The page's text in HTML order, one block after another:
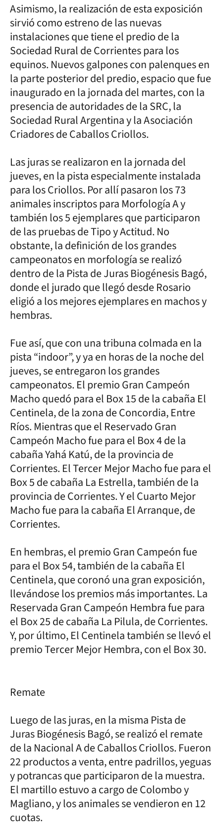
Asimismo, la realización de esta exposición
sirvió como estreno de las nuevas
instalaciones que tiene el predio de la
Sociedad Rural de Corrientes para los
equinos. Nuevos galpones con palenques en
la parte posterior del predio, espacio que fue
inaugurado en la jornada del martes, con la
presencia de autoridades de la SRC, la
Sociedad Rural Argentina y la Asociación
Criadores de Caballos Criollos.
Las juras se realizaron en la jornada del
jueves, en la pista especialmente instalada
para los Criollos. Por allí pasaron los 73
animales inscriptos para Morfología A y
también los 5 ejemplares que participaron
de las pruebas de Tipo y Actitud. No
obstante, la definición de los grandes
campeonatos en morfología se realizó
dentro de la Pista de Juras Biogénesis Bagó,
donde el jurado que llegó desde Rosario
eligió a los mejores ejemplares en machos y
hembras.
Fue así, que con una tribuna colmada en la
pista “indoor”, y ya en horas de la noche del
jueves, se entregaron los grandes
campeonatos. El premio Gran Campeón
Macho quedó para el Box 15 de la cabaña El
Centinela, de la zona de Concordia, Entre
Ríos. Mientras que el Reservado Gran
Campeón Macho fue para el Box 4 de la
cabaña Yahá Katú, de la provincia de
Corrientes. El Tercer Mejor Macho fue para el
Box 5 de cabaña La Estrella, también de la
provincia de Corrientes. Y el Cuarto Mejor
Macho fue para la cabaña El Arranque, de
Corrientes.
En hembras, el premio Gran Campeón fue
para el Box 54, también de la cabaña El
Centinela, que coronó una gran exposición,
llevándose los premios más importantes. La
Reservada Gran Campeón Hembra fue para
el Box 25 de cabaña La Pilula, de Corrientes.
Y, por último, El Centinela también se llevó el
premio Tercer Mejor Hembra, con el Box 30.
Remate
Luego de las juras, en la misma Pista de
Juras Biogénesis Bagó, se realizó el remate
de la Nacional A de Caballos Criollos. Fueron
22 productos a venta, entre padrillos, yeguas
y potrancas que participaron de la muestra.
El martillo estuvo a cargo de Colombo y
Magliano, y los animales se vendieron en 12
cuotas.